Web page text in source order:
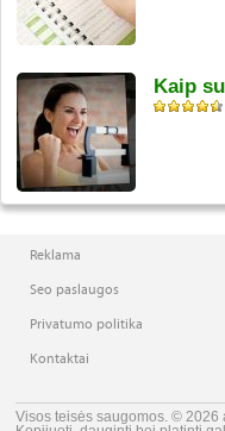
Kaip
Reklama
Seo paslaugos
Privatumo politika
Kontaktai
Visos teisės saugomos. © 2026